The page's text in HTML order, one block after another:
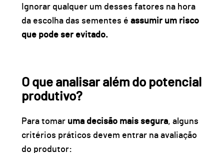
Ignorar qualquer um desses fatores na hora
da escolha das sementes é assumir um risco
que pode ser evitado.
O que analisar além do potencial
produtivo?
Para tomar uma decisão mais segura, alguns
critérios práticos devem entrar na avaliação
do produtor: